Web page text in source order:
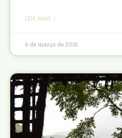
LEIA MAIS >
6 de março de 2016